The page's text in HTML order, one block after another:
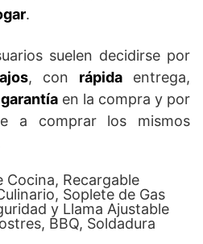
.
suelen decidirse por
, con rápidaentrega,
garantía en la compra y por
a comprar los mismos